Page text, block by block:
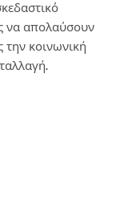
να απολαύσουν
την κοινωνική